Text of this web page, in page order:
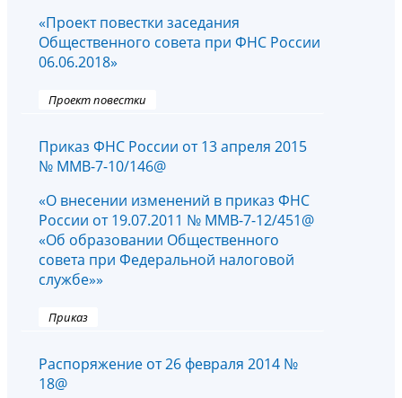
«Проект повестки заседания
Общественного совета при ФНС России
06.06.2018»
Проект повестки
Приказ ФНС России от 13 апреля 2015
№ ММВ-7-10/146@
«О внесении изменений в приказ ФНС
России от 19.07.2011 № ММВ-7-12/451@
«Об образовании Общественного
совета при Федеральной налоговой
службе»»
Приказ
Распоряжение от 26 февраля 2014 №
18@